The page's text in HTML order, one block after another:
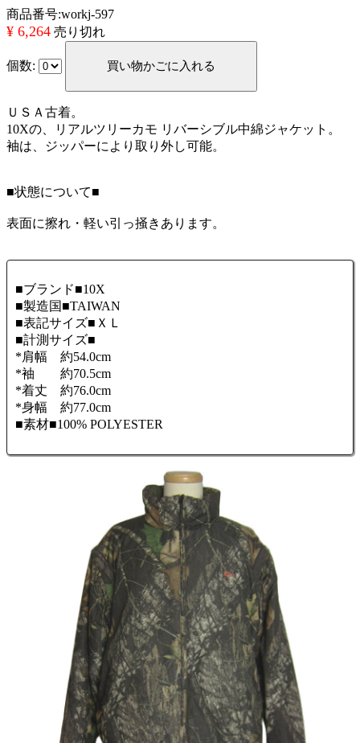
商品番号:workj-597
¥ 6,264 売り切れ
個数:
ＵＳＡ古着。
10Xの、リアルツリーカモ リバーシブル中綿ジャケット。
袖は、ジッパーにより取り外し可能。
■状態について■
表面に擦れ・軽い引っ掻きあります。
■ブランド■10X
■製造国■TAIWAN
■表記サイズ■ＸＬ
■計測サイズ■
*肩幅 約54.0cm
*袖 約70.5cm
*着丈 約76.0cm
*身幅 約77.0cm
■素材■100% POLYESTER